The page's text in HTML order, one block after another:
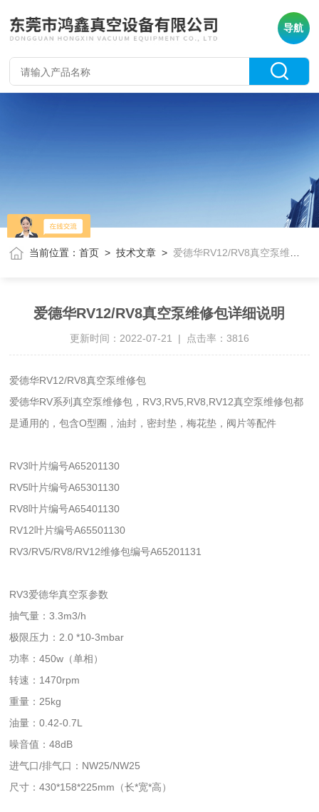
导航
当前位置：首页 >技术文章 > 爱德华RV12/RV8真空泵维修包详细说明
爱德华RV12/RV8真空泵维修包详细说明
更新时间：2022-07-21 | 点击率：3816
爱德华RV12/RV8真空泵维修包
爱德华RV系列真空泵维修包，RV3,RV5,RV8,RV12真空泵维修包都
是通用的，包含O型圈，油封，密封垫，梅花垫，阀片等配件
RV3叶片编号A65201130
RV5叶片编号A65301130
RV8叶片编号A65401130
RV12叶片编号A65501130
RV3/RV5/RV8/RV12维修包编号A65201131
RV3爱德华真空泵参数
抽气量：3.3m3/h
极限压力：2.0 *10-3mbar
功率：450w（单相）
转速：1470rpm
重量：25kg
油量：0.42-0.7L
噪音值：48dB
进气口/排气口：NW25/NW25
尺寸：430*158*225mm（长*宽*高）